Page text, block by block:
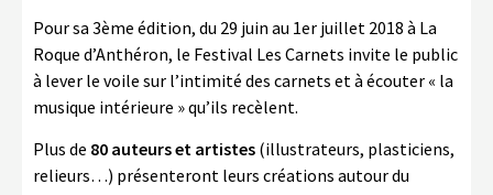
Pour sa 3ème édition, du 29 juin au 1er juillet 2018 à La
Roque d’Anthéron, le Festival Les Carnets invite le public
à lever le voile sur l’intimité des carnets et à écouter « la
musique intérieure » qu’ils recèlent.
Plus de 80 auteurs et artistes (illustrateurs, plasticiens,
relieurs…) présenteront leurs créations autour du